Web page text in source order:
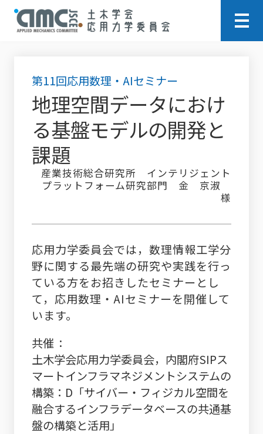
第11回応用数理・AIセミナー
地理空間データにおけ
る基盤モデルの開発と
課題
産業技術総合研究所 インテリジェント
プラットフォーム研究部門 金 京淑
様
応用力学委員会では，数理情報工学分
野に関する最先端の研究や実践を行っ
ている方をお招きしたセミナーとし
て，応用数理・AIセミナーを開催して
います。
共催
土木学会応用力学委員会，内閣府SIPス
マートインフラマネジメントシステムの
構築：D「サイバー・フィジカル空間を
融合するインフラデータベースの共通基
盤の構築と活用」